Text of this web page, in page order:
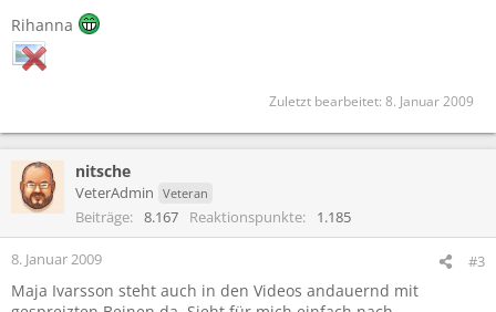
Rihanna
Zuletzt bearbeitet: 8. Januar 2009
nitsche
VeterAdmin Veteran
Beiträge 8.167 Reaktionspunkte 1.185
8. Januar 2009 #3
Maja Ivarsson steht auch in den Videos andauernd mit